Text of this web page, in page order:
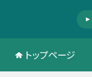
トップページ